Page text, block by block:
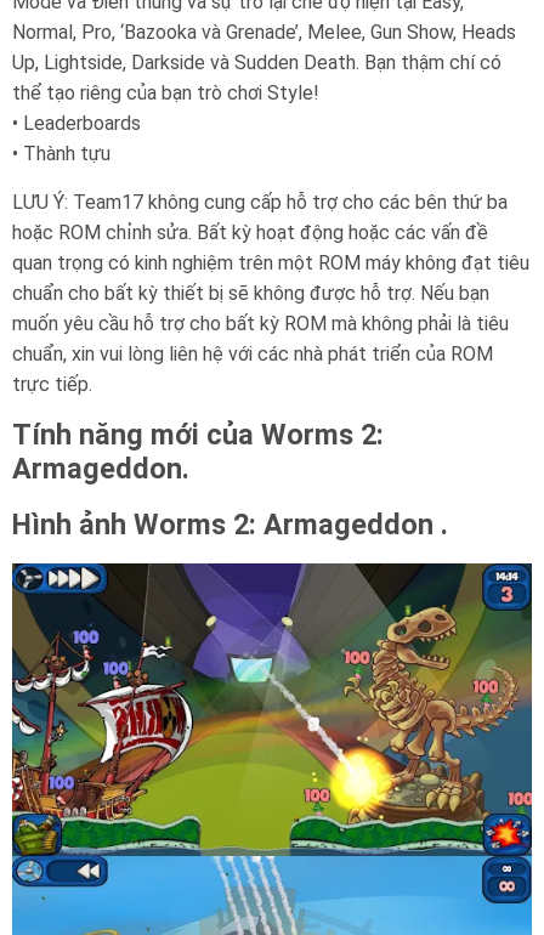
Normal, Pro, ‘Bazooka và Grenade’, Melee, Gun Show, Heads
Up, Lightside, Darkside và Sudden Death. Bạn thậm chí có
thể tạo riêng của bạn trò chơi Style!
• Leaderboards
• Thành tựu
LƯU Ý: Team17 không cung cấp hỗ trợ cho các bên thứ ba
hoặc ROM chỉnh sửa. Bất kỳ hoạt động hoặc các vấn đề
quan trọng có kinh nghiệm trên một ROM máy không đạt tiêu
chuẩn cho bất kỳ thiết bị sẽ không được hỗ trợ. Nếu bạn
muốn yêu cầu hỗ trợ cho bất kỳ ROM mà không phải là tiêu
chuẩn, xin vui lòng liên hệ với các nhà phát triển của ROM
trực tiếp.
Tính năng mới của Worms 2:
Armageddon.
Hình ảnh Worms 2: Armageddon .